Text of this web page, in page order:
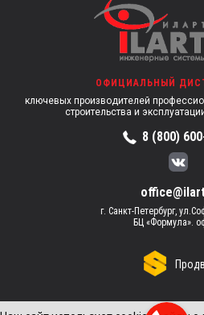
ОФИЦИАЛЬНЫЙ
ключевых производителей
строительства и
8 (800)
г. Санкт-Петербург,
БЦ «Формула».